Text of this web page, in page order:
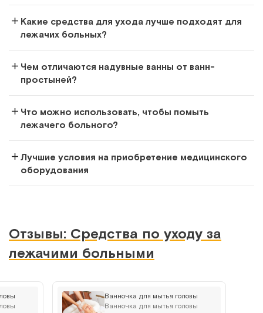
CA 204 MV (TS-01)
Какие средства для ухода лучше подходят для
лежачих больных?
Чем отличаются надувные ванны от ванн-
простыней?
Что можно использовать, чтобы помыть
лежачего больного?
Лучшие условия на приобретение медицинского
оборудования
Отзывы: Средства по уходу за
лежачими больными
Ванночка для мытья головы
Ванночка для мытья головы